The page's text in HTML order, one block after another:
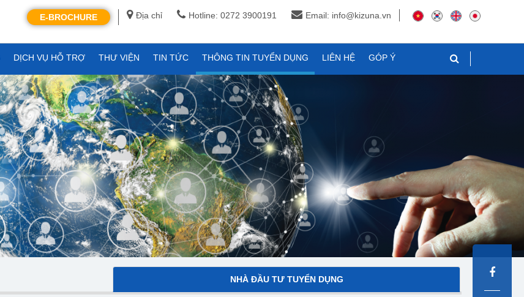
Địa chỉ Hotline: 0272 3900191 Email: info@kizuna.vn
E-BROCHURE
DỊCH VỤ HỖ TRỢ THƯ VIỆN TIN TỨC THÔNG TIN TUYỂN DỤNG LIÊN HỆ GÓP Ý
NHÀ ĐẦU TƯ TUYỂN DỤNG